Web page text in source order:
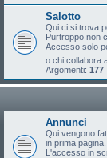
Salotto
Qui ci si trova
Purtroppo non
Accesso solo
o chi collabora
Argomenti: 177
Annunci
Qui vengono
in prima pagina.
L'accesso in